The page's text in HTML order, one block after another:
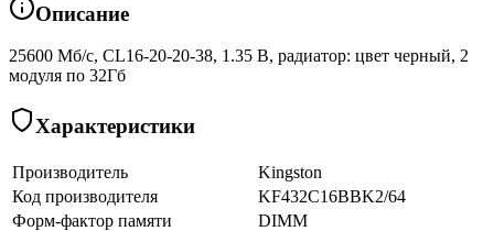
Описание
25600 Мб/с, CL16-20-20-38, 1.35 В, радиатор: цвет черный, 2
модуля по 32Гб
Характеристики
Производитель
Kingston
Код производителя
KF432C16BBK2/64
Форм-фактор памяти
DIMM